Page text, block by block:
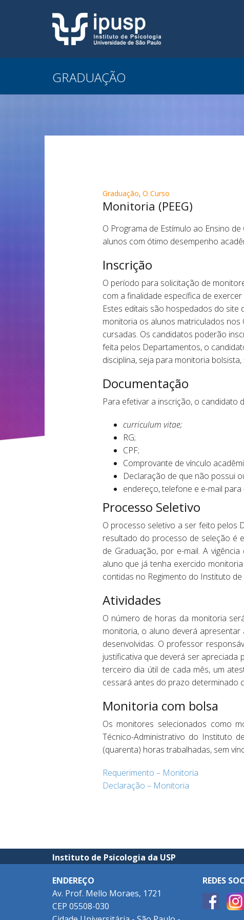
GRADUAÇÃO
Graduação, O Curso
Monitoria (PEEG)
O Programa de Estímulo ao Ensino
alunos com ótimo desempenho
Inscrição
O período para solicitação de
com a finalidade específica de
Estes editais são hospedados do site
monitoria os alunos matriculados
cursadas. Os candidatos poderão
feita pelos Departamentos, o
disciplina, seja para monitoria
Documentação
Para efetivar a inscrição, o candidato
curriculum vitae;
RG;
CPF;
Comprovante de vínculo
Declaração de que não possui
endereço, telefone e e-mail
Processo Seletivo
O processo seletivo a ser feito pelos
resultado do processo de seleção é
de Graduação, por e-mail. A
aluno que já tenha exercido
contidas no Regimento do Instituto de
Atividades
O número de horas da monitoria
monitoria, o aluno deverá
desenvolvidas. O professor
justificativa que deverá ser
terceiro dia útil de cada mês, um
cessará antes do prazo determinado
Monitoria com bolsa
Os monitores selecionados como
Técnico-Administrativo do Instituto
(quarenta) horas trabalhadas, sem
Requerimento – Monitoria
Declaração – Monitoria
Instituto de Psicologia da USP
ENDEREÇO
Av. Prof. Mello Moraes, 1721
CEP 05508-030
REDES